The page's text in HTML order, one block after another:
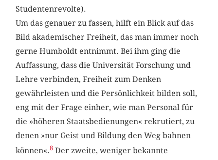
Studentenrevolte).
Um das genauer zu fassen, hilft ein Blick auf das
Bild akademischer Freiheit, das man immer noch
gerne Humboldt entnimmt. Bei ihm ging die
Auffassung, dass die Universität Forschung und
Lehre verbinden, Freiheit zum Denken
gewährleisten und die Persönlichkeit bilden soll,
eng mit der Frage einher, wie man Personal für
die »höheren Staatsbedienungen« rekrutiert, zu
denen »nur Geist und Bildung den Weg bahnen
können«.8 Der zweite, weniger bekannte